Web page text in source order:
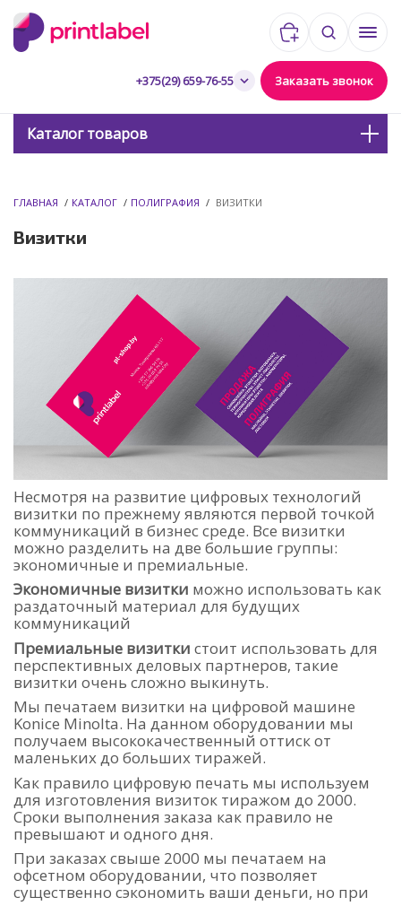
+375(29) 659-76-55 Заказать звонок
Корзина:
0,00 руб.
Каталог товаров
ГЛАВНАЯ / КАТАЛОГ / ПОЛИГРАФИЯ / ВИЗИТКИ
Визитки
Несмотря на развитие цифровых технологий
визитки по прежнему являются первой точкой
коммуникаций в бизнес среде. Все визитки
можно разделить на две большие группы:
экономичные и премиальные.
Экономичные визитки можно использовать как
раздаточный материал для будущих
коммуникаций
Премиальные визитки стоит использовать для
перспективных деловых партнеров, такие
визитки очень сложно выкинуть.
Мы печатаем визитки на цифровой машине
Konice Minolta. На данном оборудовании мы
получаем высококачественный оттиск от
маленьких до больших тиражей.
Как правило цифровую печать мы используем
для изготовления визиток тиражом до 2000.
Сроки выполнения заказа как правило не
превышают и одного дня.
При заказах свыше 2000 мы печатаем на
офсетном оборудовании, что позволяет
существенно сэкономить ваши деньги, но при